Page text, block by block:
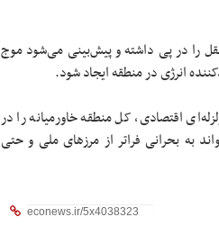
را در پی داشته و پیش‌بینی می‌شود موج
انرژی در منطقه ایجاد شود.
اقتصادی، کل منطقه خاورمیانه را در
به بحرانی فراتر از مرزهای ملی و حتی